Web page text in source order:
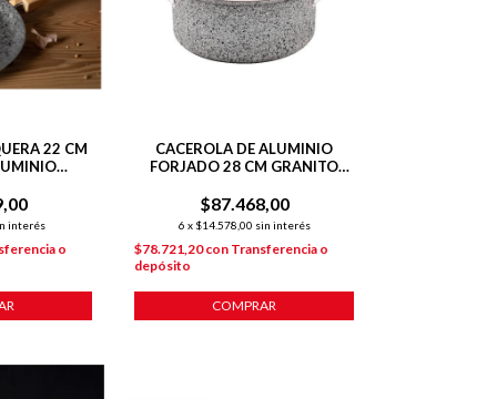
22 CM
interés
o
CACEROLA DE ALUMINIO
FORJADO 28 CM GRANITO
$87.468,00
6 x $14.578,00 sin interés
$78.721,20con Transferencia o
depósito
COMPRAR